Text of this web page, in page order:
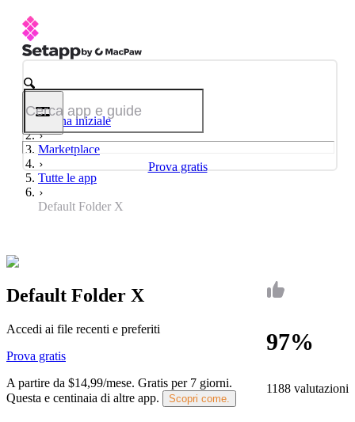
Prova gratis
Pagina iniziale
Marketplace
Tutte le app
Default Folder X
97%
1188 valutazioni
Default Folder X
Accedi ai file recenti e preferiti
Prova gratis
A partire da $14,99/mese. Gratis per 7 giorni.
Questa e centinaia di altre app.
Scopri come.